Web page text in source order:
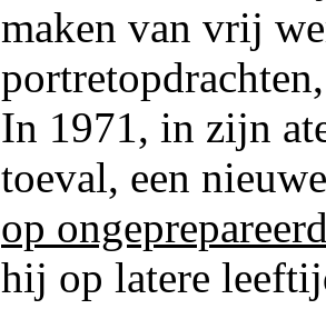
maken van vrij
In 1971, in zijn
toeval, een
op
hij op latere